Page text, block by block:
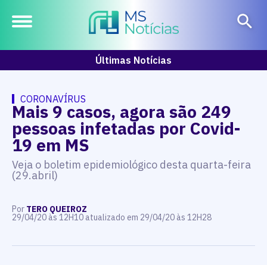
Últimas Notícias
CORONAVÍRUS
Mais 9 casos, agora são 249
pessoas infetadas por Covid-
19 em MS
Veja o boletim epidemiológico desta quarta-feira
(29.abril)
Por TERO QUEIROZ
29/04/20 às 12H10 atualizado em 29/04/20 às 12H28